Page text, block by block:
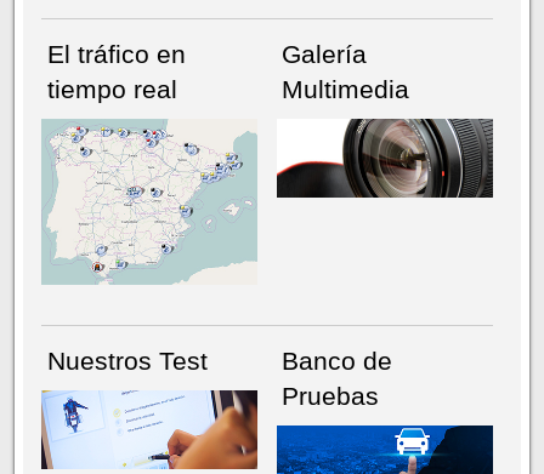
NÚMERO ACTUALHEMEROTECA
El tráfico en
tiempo real
Galería
Multimedia
Nuestros Test
Banco de
Pruebas